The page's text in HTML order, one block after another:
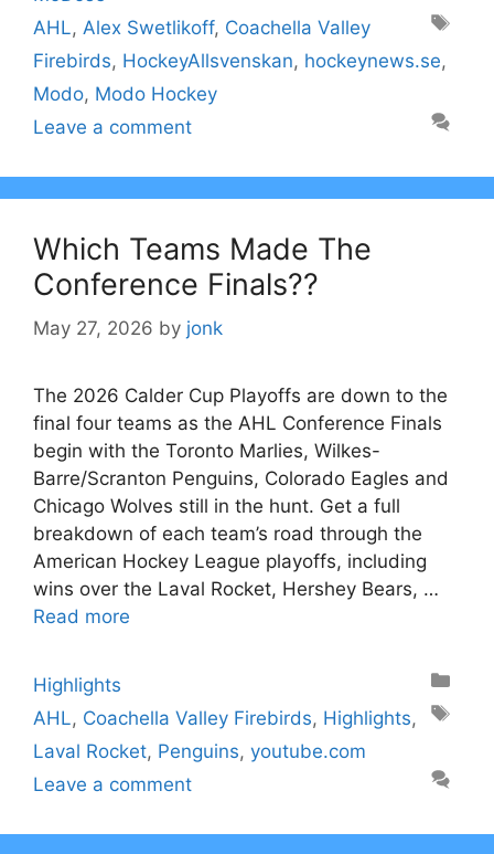
Tags
AHL, Alex Swetlikoff, Coachella Valley
Firebirds, HockeyAllsvenskan, hockeynews.se,
Modo, Modo Hockey
Leave a comment
Which Teams Made The
Conference Finals??
May 27, 2026 by jonk
The 2026 Calder Cup Playoffs are down to the
final four teams as the AHL Conference Finals
begin with the Toronto Marlies, Wilkes-
Barre/Scranton Penguins, Colorado Eagles and
Chicago Wolves still in the hunt. Get a full
breakdown of each team’s road through the
American Hockey League playoffs, including
wins over the Laval Rocket, Hershey Bears, …
Read more
Categories
Highlights
Tags
AHL, Coachella Valley Firebirds, Highlights,
Laval Rocket, Penguins, youtube.com
Leave a comment